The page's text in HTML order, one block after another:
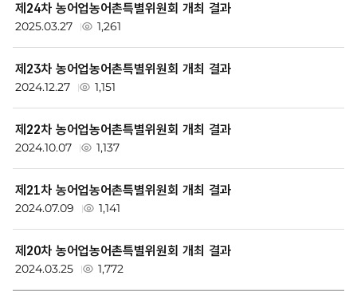
-
호,
제
등
록
일,
첨
부
파
일,
조
제24차 농어업농어촌특별위원회 개최 결과
2025.03.27 1,261
제23차 농어업농어촌특별위원회 개최 결과
2024.12.27 1,151
제22차 농어업농어촌특별위원회 개최 결과
2024.10.07 1,137
제21차 농어업농어촌특별위원회 개최 결과
2024.07.09 1,141
제20차 농어업농어촌특별위원회 개최 결과
2024.03.25 1,772